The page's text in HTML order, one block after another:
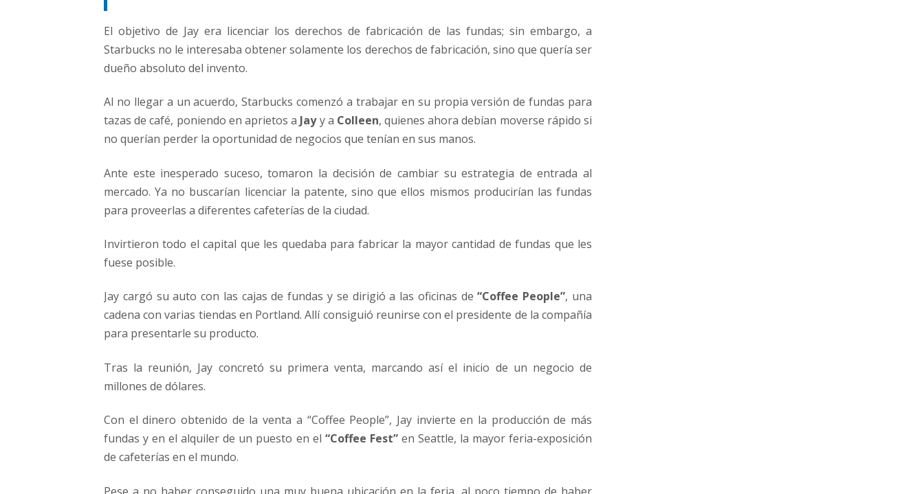
El objetivo de Jay era licenciar los derechos de fabricación de las fundas; sin embargo, a
Starbucks no le interesaba obtener solamente los derechos de fabricación, sino que quería ser
dueño absoluto del invento.
Al no llegar a un acuerdo, Starbucks comenzó a trabajar en su propia versión de fundas para
tazas de café, poniendo en aprietos a Jayy a Colleen, quienes ahora debían moverse rápido si
no querían perder la oportunidad de negocios que tenían en sus manos.
Ante este inesperado suceso, tomaron la decisión de cambiar su estrategia de entrada al
mercado. Ya no buscarían licenciar la patente, sino que ellos mismos producirían las fundas
para proveerlas a diferentes cafeterías de la ciudad.
Invirtieron todo el capital que les quedaba para fabricar la mayor cantidad de fundas que les
fuese posible.
Jay cargó su auto con las cajas de fundas y se dirigió a las oficinas de“Coffee People”, una
cadena con varias tiendas en Portland. Allí consiguió reunirse con el presidente de la compañía
para presentarle su producto.
Tras la reunión, Jay concretó su primera venta, marcando así el inicio de un negocio de
millones de dólares.
Con el dinero obtenido de la venta a “Coffee People”, Jay invierte en la producción de más
fundas y en el alquiler de un puesto en el “Coffee Fest”en Seattle, la mayor feria-exposición
de cafeterías en el mundo.
Pese a no haber conseguido una muy buena ubicación en la feria, al poco tiempo de haber